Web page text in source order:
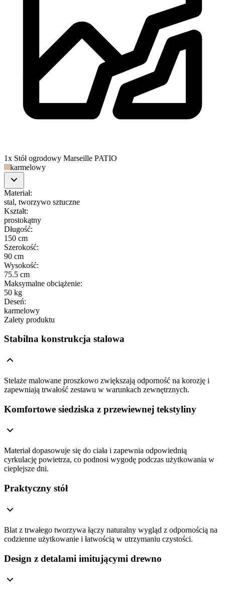
1x Stół ogrodowy Marseille PATIO
karmelowy
Materiał:
stal, tworzywo sztuczne
Kształt:
prostokątny
Długość:
150 cm
Szerokość:
90 cm
Wysokość:
75.5 cm
Maksymalne obciążenie:
50 kg
Deseń:
karmelowy
Zalety produktu
Stabilna konstrukcja stalowa
Stelaże malowane proszkowo zwiększają odporność na korozję i
zapewniają trwałość zestawu w warunkach zewnętrznych.
Komfortowe siedziska z przewiewnej tekstyliny
Materiał dopasowuje się do ciała i zapewnia odpowiednią
cyrkulację powietrza, co podnosi wygodę podczas użytkowania w
cieplejsze dni.
Praktyczny stół
Blat z trwałego tworzywa łączy naturalny wygląd z odpornością na
codzienne użytkowanie i łatwością w utrzymaniu czystości.
Design z detalami imitującymi drewno